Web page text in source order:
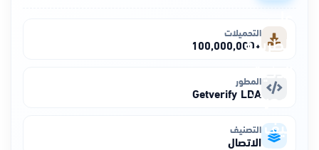
التحميلات
+100,000,000
المطور
Getverify LDA
التصنيف
الاتصال